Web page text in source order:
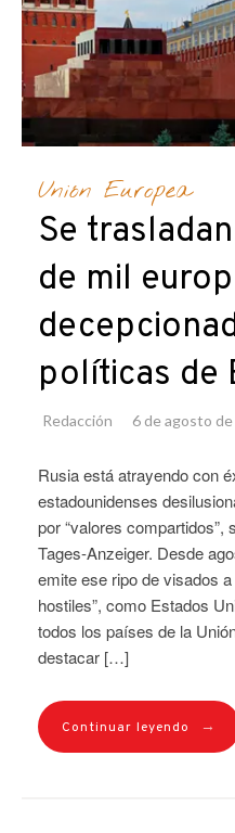
Unión Europea
Se
de mil
políticas de
Redacción 6 de agosto
Rusia está atrayendo con
estadounidenses
por “valores compartidos”,
Tages-Anzeiger. Desde
emite ese ripo de visados
hostiles”, como Estados
todos los países de la
destacar […]
Continuar leyendo →